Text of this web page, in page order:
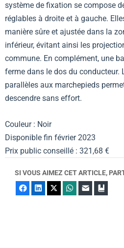
système de fixation se compose
réglables à droite et à gauche.
manière sûre et ajustée dans la
inférieur, évitant ainsi les
commune. En complément, une
ferme dans le dos du conducteur.
parallèles aux marchepieds
descendre sans effort.
Couleur : Noir
Disponible fin février 2023
Prix public conseillé : 321,68 €
SI VOUS AIMEZ CET ARTICLE,
FacebookLinkedIn WhatsApp
E-mail